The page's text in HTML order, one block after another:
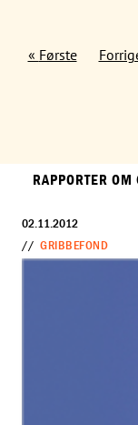
Første
RAPPORTER
02.11.2012
// GRIBBEFOND